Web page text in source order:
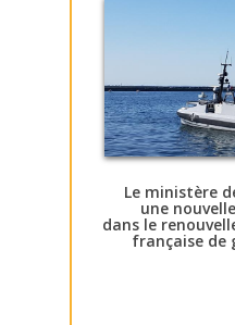
Le ministère
une
dans le
française de